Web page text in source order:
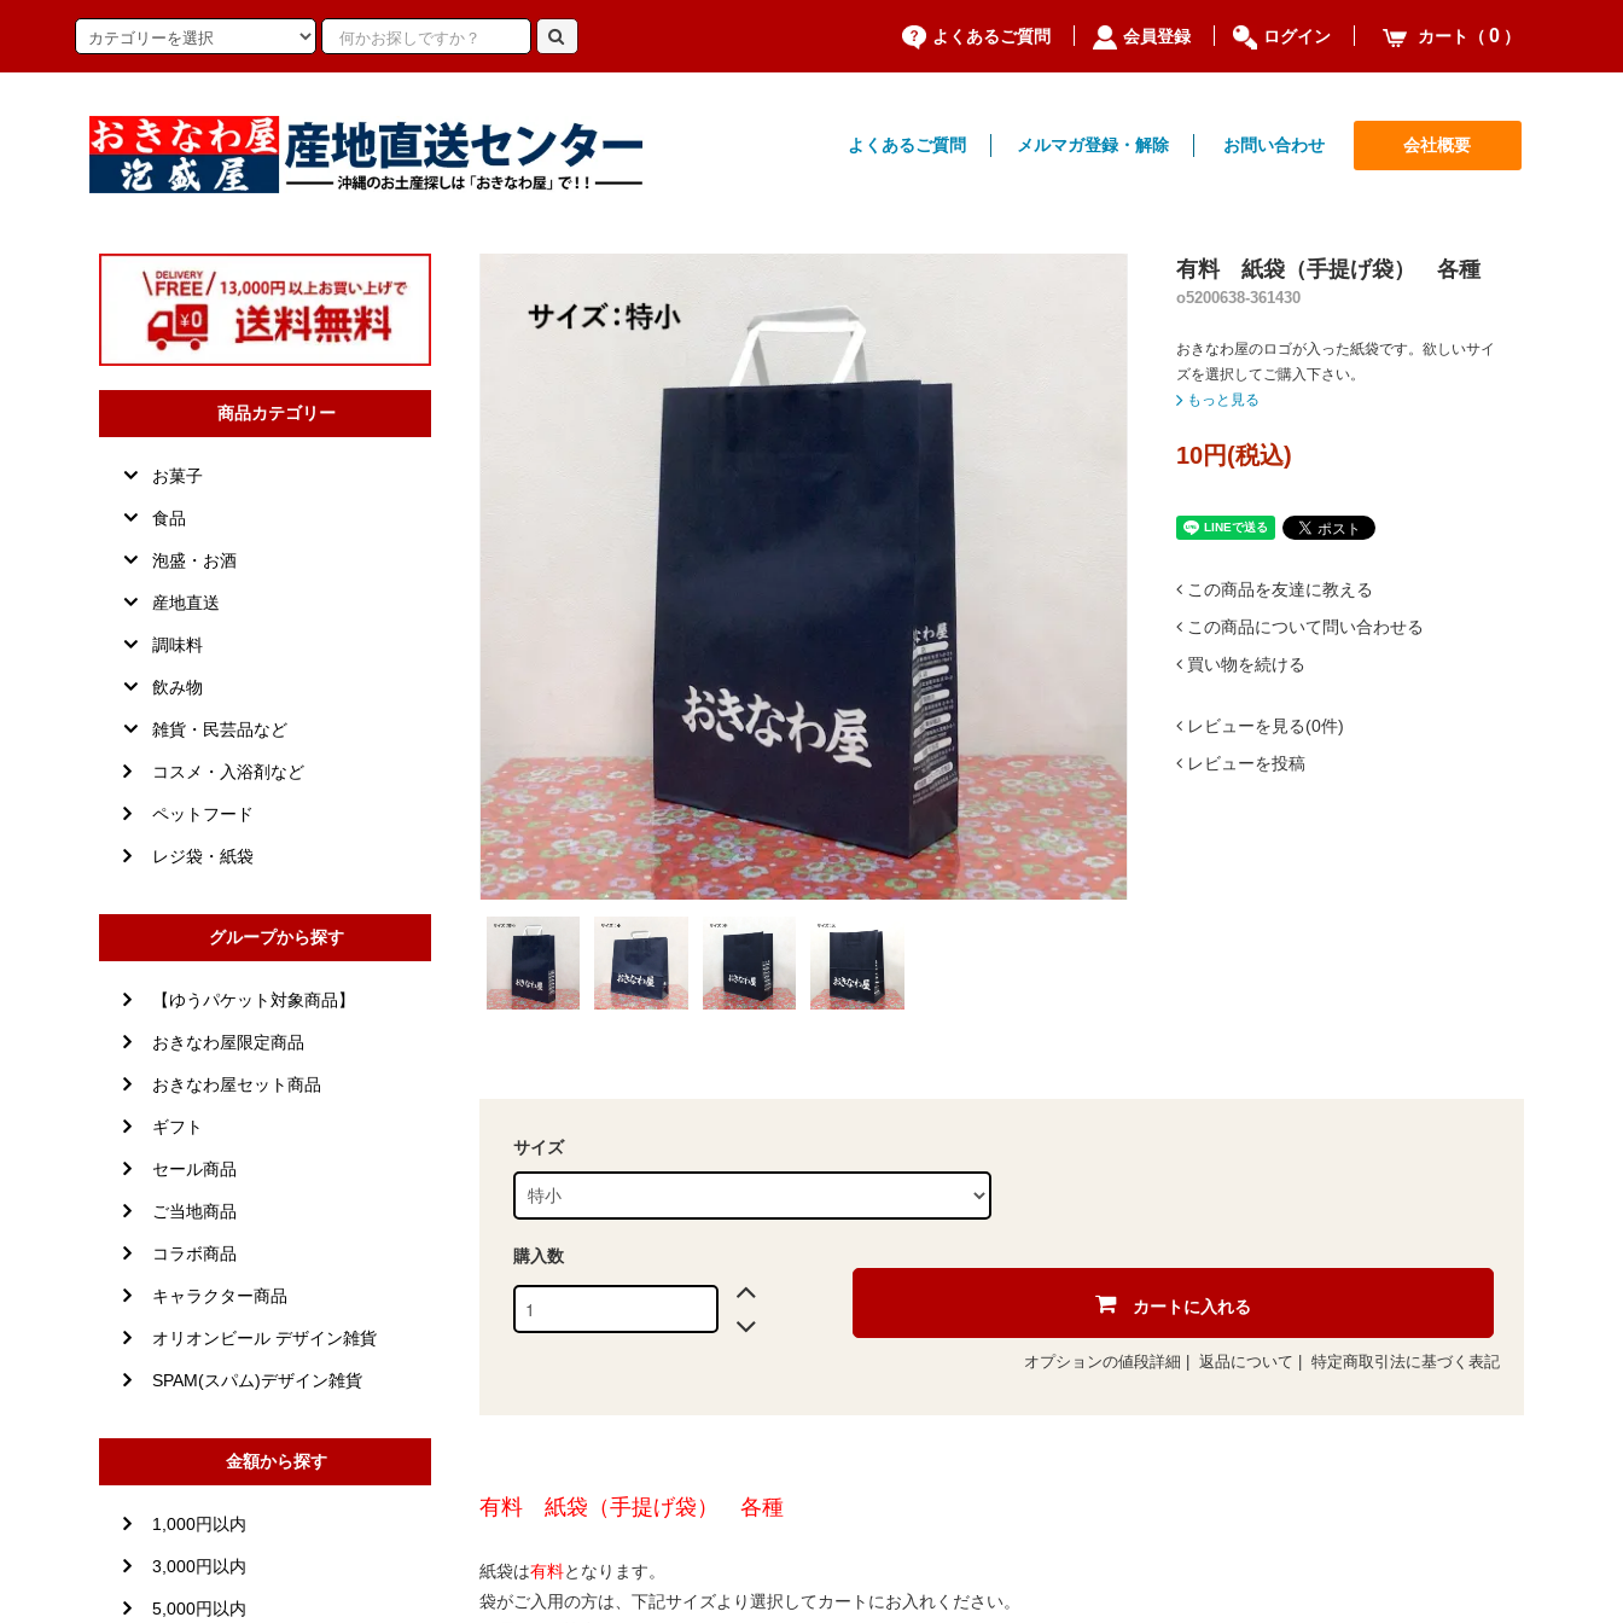
よくあるご質問 会員登録 ログイン カート（ 0 ）
よくあるご質問 メルマガ登録・解除 お問い合わせ 会社概要
有料 紙袋（手提げ袋） 各種
o5200638-361430
おきなわ屋のロゴが入った紙袋です。欲しいサイ
ズを選択してご購入下さい。
もっと見る
10円(税込)
この商品を友達に教える
この商品について問い合わせる
買い物を続ける
レビューを見る(0件)
レビューを投稿
サイズ
購入数
カートに入れる
オプションの値段詳細 返品について 特定商取引法に基づく表記
有料 紙袋（手提げ袋） 各種
紙袋は有料となります。
袋がご入用の方は、下記サイズより選択してカートにお入れください。
商品カテゴリー
お菓子
食品
泡盛・お酒
産地直送
調味料
飲み物
雑貨・民芸品など
コスメ・入浴剤など
ペットフード
レジ袋・紙袋
グループから探す
【ゆうパケット対象商品】
おきなわ屋限定商品
おきなわ屋セット商品
ギフト
セール商品
ご当地商品
コラボ商品
キャラクター商品
オリオンビール デザイン雑貨
SPAM(スパム)デザイン雑貨
金額から探す
1,000円以内
3,000円以内
5,000円以内